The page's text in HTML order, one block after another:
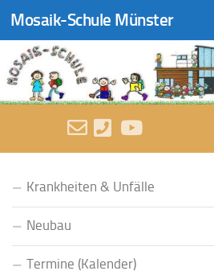
Zum Inhalt springen
Mosaik-Schule Münster
Krankheiten & Unfälle
Neubau
Termine (Kalender)